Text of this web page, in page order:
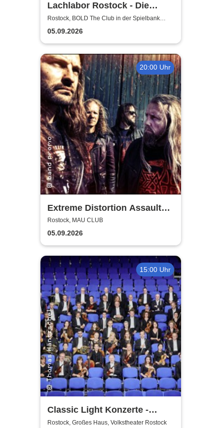
Lachlabor Rostock - Die
Comedy-Testbühne im BOLD
The Club
Rostock, BOLD The Club in der Spielbank
Rostock
05.09.2026
20:00 Uhr
Extreme Distortion Assault
XV
Rostock, MAU CLUB
05.09.2026
15:00 Uhr
Classic Light Konzerte -
Volkstheater Rostock
Rostock, Großes Haus, Volkstheater Rostock